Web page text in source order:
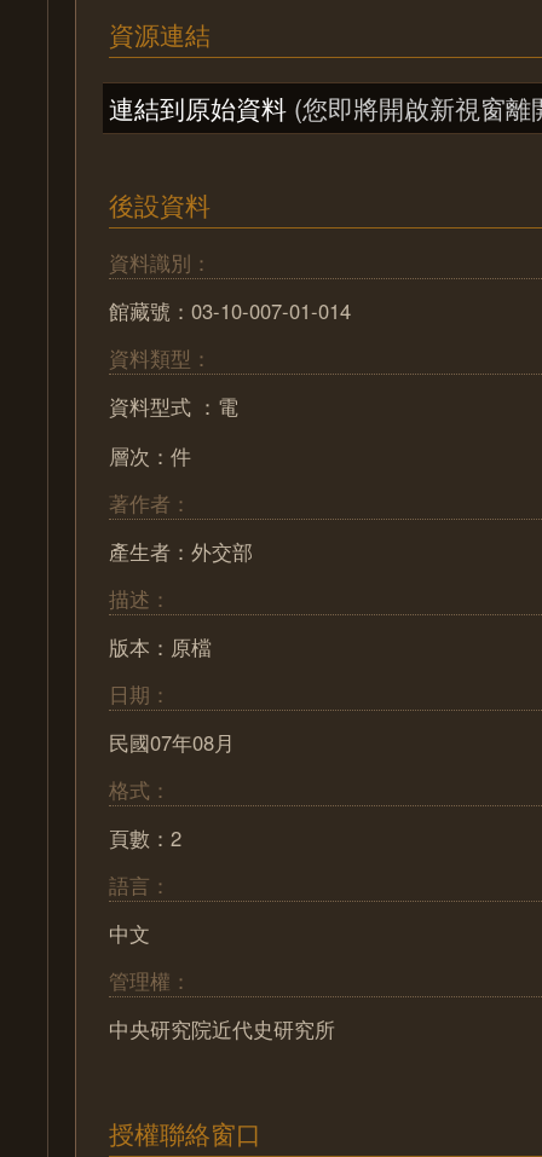
資源連結
連結到原始資料 (您即將開啟新視窗離
後設資料
資料識別：
館藏號：03-10-007-01-014
資料類型：
資料型式 ：電
層次：件
著作者：
產生者：外交部
描述：
版本：原檔
日期：
民國07年08月
格式：
頁數：2
語言：
中文
管理權：
中央研究院近代史研究所
授權聯絡窗口